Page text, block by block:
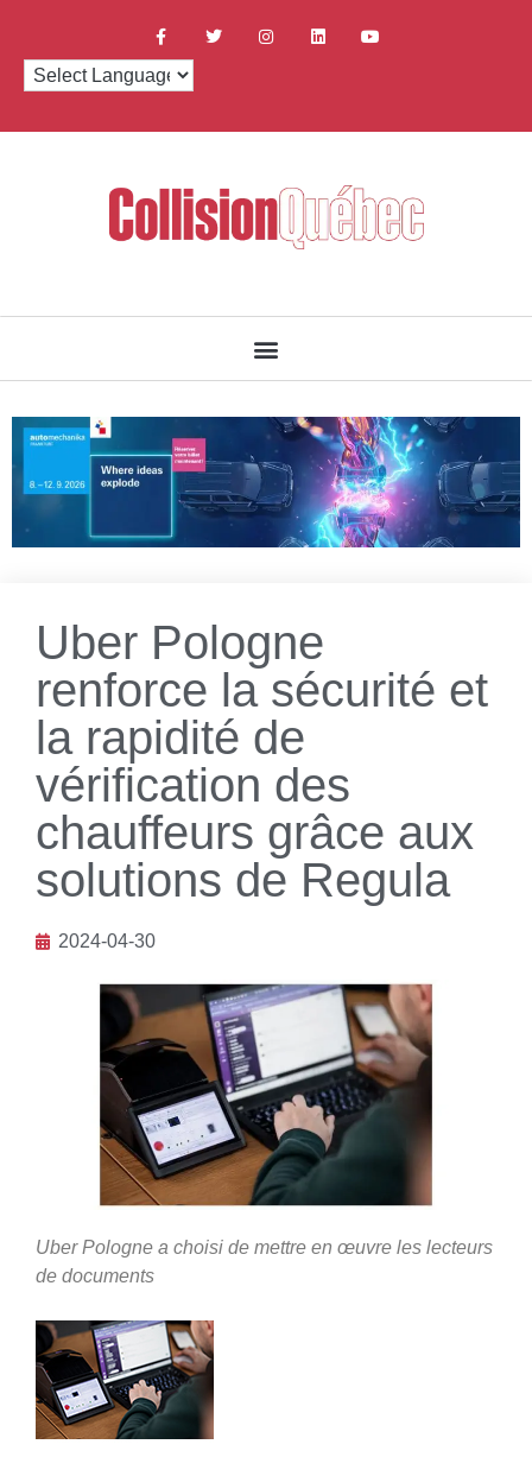
Uber Pologne
renforce la sécurité et
la rapidité de
vérification des
chauffeurs grâce aux
solutions de Regula
2024-04-30
Uber Pologne a choisi de mettre en œuvre les lecteurs
de documents